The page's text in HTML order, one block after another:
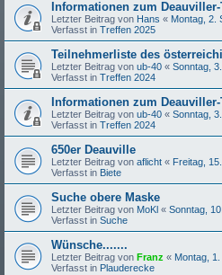
Informationen zum Deauviller-
Letzter Beitrag von Hans « Montag, 2.
Verfasst in Treffen 2025
Teilnehmerliste des
Letzter Beitrag von ub-40 « Sonntag,
Verfasst in Treffen 2024
Informationen zum Deauviller-
Letzter Beitrag von ub-40 « Sonntag,
Verfasst in Treffen 2024
650er Deauville
Letzter Beitrag von aflicht « Freitag,
Verfasst in Biete
Suche obere Maske
Letzter Beitrag von MoKl « Sonntag,
Verfasst in Suche
Wünsche.......
Letzter Beitrag von Franz « Montag,
Verfasst in Plauderecke